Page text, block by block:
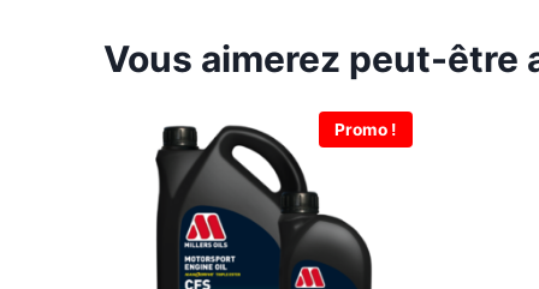
Vous aimerez peut-être
Promo !